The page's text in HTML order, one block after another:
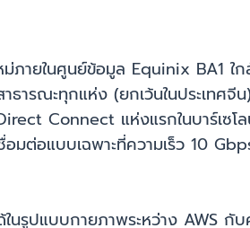
ม่ภายในศูนย์ข้อมูล Equinix BA1 ใ
ารณะทุกแห่ง (ยกเว้นในประเทศ
Connect แห่งแรกในบาร์เซ
ต่อแบบเฉพาะที่ความเร็ว 10
นรูปแบบกายภาพระหว่าง AWS